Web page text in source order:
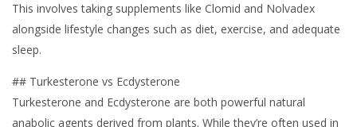
This involves taking supplements like Clomid and Nolvadex
alongside lifestyle changes such as diet, exercise, and adequate
sleep.
## Turkesterone vs Ecdysterone
Turkesterone and Ecdysterone are both powerful natural
anabolic agents derived from plants. While they’re often used in